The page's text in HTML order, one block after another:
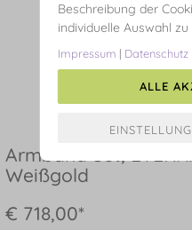
Armband Set,
Weißgold
€ 718,00*
Beschreibung der
individuelle Auswahl
Impressum | Datenschutz
ALLE